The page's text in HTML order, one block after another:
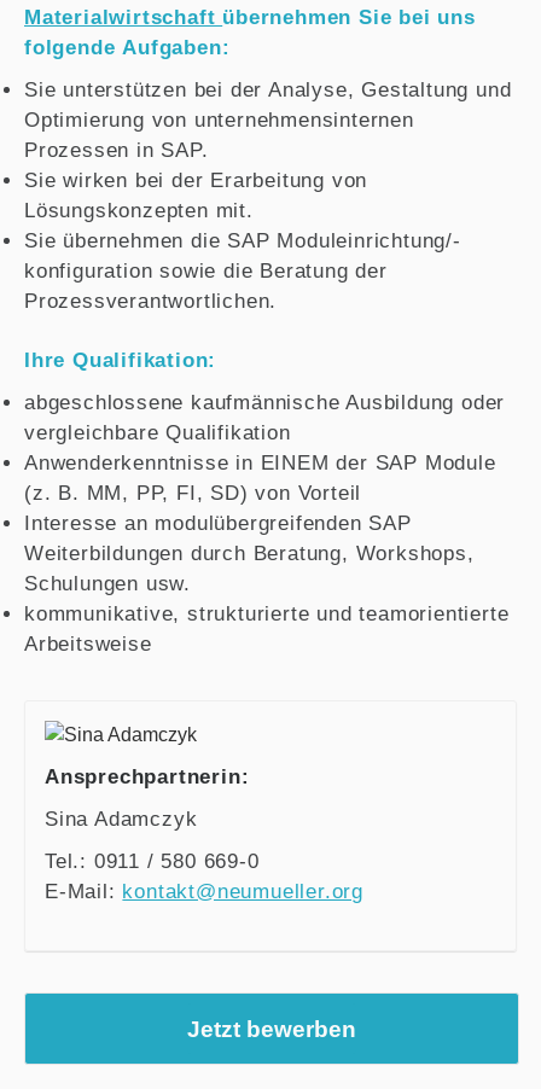
Materialwirtschaft übernehmen Sie bei uns
folgende Aufgaben:
Sie unterstützen bei der Analyse, Gestaltung und
Optimierung von unternehmensinternen
Prozessen in SAP.
Sie wirken bei der Erarbeitung von
Lösungskonzepten mit.
Sie übernehmen die SAP Moduleinrichtung/-
konfiguration sowie die Beratung der
Prozessverantwortlichen.
Ihre Qualifikation:
abgeschlossene kaufmännische Ausbildung oder
vergleichbare Qualifikation
Anwenderkenntnisse in EINEM der SAP Module
(z. B. MM, PP, FI, SD) von Vorteil
Interesse an modulübergreifenden SAP
Weiterbildungen durch Beratung, Workshops,
Schulungen usw.
kommunikative, strukturierte und teamorientierte
Arbeitsweise
Ansprechpartnerin:
Sina Adamczyk
Tel.: 0911 / 580 669-0
E-Mail: kontakt@neumueller.org
Jetzt bewerben